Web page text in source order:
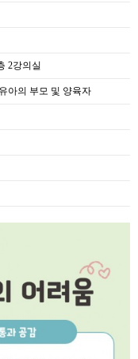
2강의실
아의 부모 및 양육자